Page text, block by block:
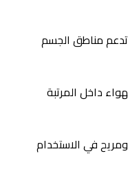
مناطق الجسم
داخل المرتبة
في الاستخدام